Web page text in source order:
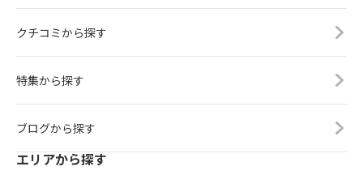
クチコミから探す
特集から探す
ブログから探す
エリアから探す